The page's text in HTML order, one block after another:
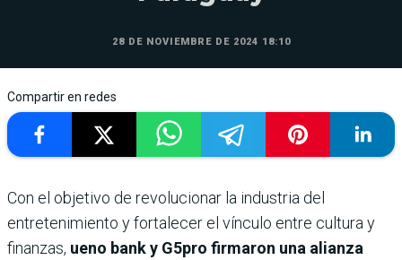
28 DE NOVIEMBRE DE 2024 18:10
Compartir en redes
Con el objetivo de revolucionar la industria del
entretenimiento y fortalecer el vínculo entre cultura y
finanzas, ueno bank y G5pro firmaron una alianza